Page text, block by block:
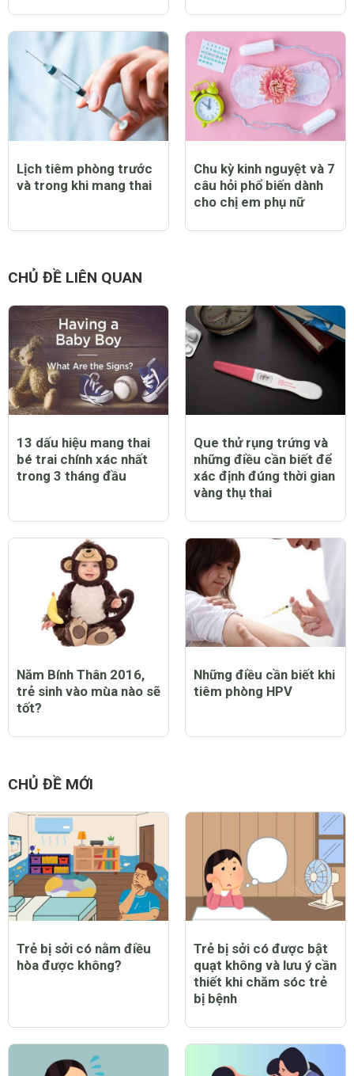
Lịch tiêm phòng trước
và trong khi mang thai
Chu kỳ kinh nguyệt và 7
câu hỏi phổ biến dành
cho chị em phụ nữ
CHỦ ĐỀ LIÊN QUAN
13 dấu hiệu mang thai
bé trai chính xác nhất
trong 3 tháng đầu
Que thử rụng trứng và
những điều cần biết để
xác định đúng thời gian
vàng thụ thai
Năm Bính Thân 2016,
trẻ sinh vào mùa nào sẽ
tốt?
Những điều cần biết khi
tiêm phòng HPV
CHỦ ĐỀ MỚI
Trẻ bị sởi có nằm điều
hòa được không?
Trẻ bị sởi có được bật
quạt không và lưu ý cần
thiết khi chăm sóc trẻ
bị bệnh